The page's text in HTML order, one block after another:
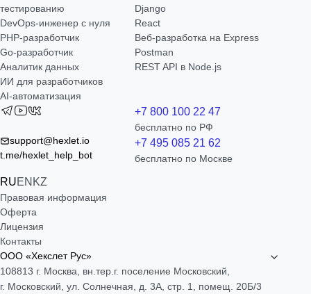
тестированию
DevOps-инженер с нуля
РНР-разработчик
Go-разработчик
Аналитик данных
ИИ для разработчиков
AI-автоматизация
Django
React
Веб-разработка на Express
Postman
REST API в Node.js
support@hexlet.io
t.me/hexlet_help_bot
RUEN KZ
+7 800 100 22 47
бесплатно по РФ
+7 495 085 21 62
бесплатно по Москве
Правовая информация
Оферта
Лицензия
Контакты
ООО «Хекслет Рус»
108813 г. Москва, вн.тер.г. поселение Московский,
г. Московский, ул. Солнечная, д. 3А, стр. 1, помещ. 20Б/3